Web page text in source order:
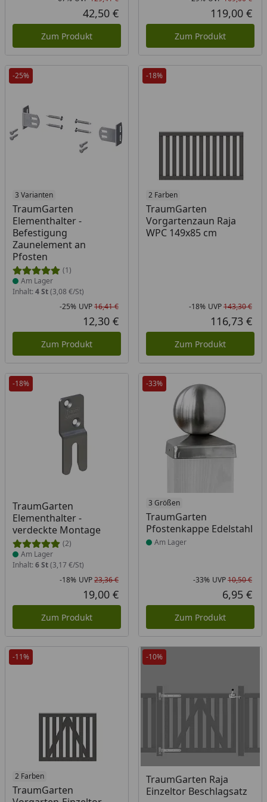
Rabatt in Prozent
Ursprünglicher Preis
Aktueller Preis
42,50 €
Zum Produkt
119,00 €
Zum Produkt
-25%
3 Varianten
TraumGarten
Elementhalter -
Befestigung
Zaunelement an
Pfosten
(1)
Produkt am Lager
Am Lager
Inhalt: 4 St(3,08 €/St)
Rabatt in Prozent
-25%
Ursprünglicher Preis
UVP16,41 €
Aktueller Preis
12,30 €
Zum Produkt
-18%
2 Farben
TraumGarten
Vorgartenzaun Raja
WPC 149x85 cm
-18% UVP143,30 €
116,73 €
Zum Produkt
-18%
TraumGarten
Elementhalter -
verdeckte Montage
(2)
Produkt am Lager
Am Lager
Inhalt: 6 St(3,17 €/St)
Rabatt in Prozent
-18%
Ursprünglicher Preis
UVP23,36 €
Aktueller Preis
19,00 €
Zum Produkt
-33%
3 Größen
TraumGarten
Pfostenkappe Edelstahl
Produkt am Lager
Am Lager
-33% UVP10,50 €
6,95 €
Zum Produkt
-11%
2 Farben
TraumGarten
-10%
TraumGarten Raja
Einzeltor Beschlagsatz